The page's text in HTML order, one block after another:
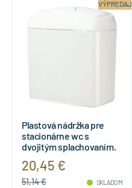
VÝPREDAJ
Plastová nádržka pre
stacionárne wc s
dvojitým splachovaním.
20,45 €
51,14 € SKLADOM